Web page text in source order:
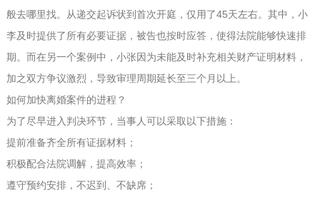
般去哪里找。从递交起诉状到首次开庭，仅用了45天左右。其中，小
李及时提供了所有必要证据，被告也按时应答，使得法院能够快速排
期。而在另一个案例中，小张因为未能及时补充相关财产证明材料，
加之双方争议激烈，导致审理周期延长至三个月以上。
如何加快离婚案件的进程？
为了尽早进入判决环节，当事人可以采取以下措施：
提前准备齐全所有证据材料；
积极配合法院调解，提高效率；
遵守预约安排，不迟到、不缺席；